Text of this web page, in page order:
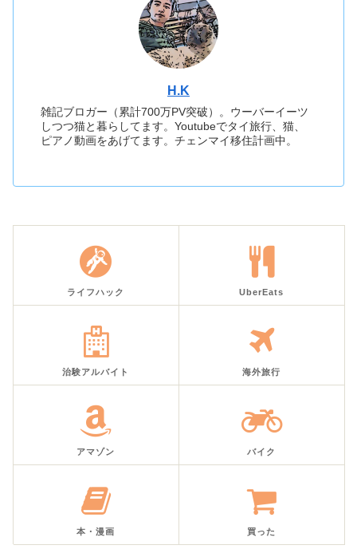
H.K
雑記ブロガー（累計700万PV突破）。ウーバーイーツ
しつつ猫と暮らしてます。Youtubeでタイ旅行、猫、
ピアノ動画をあげてます。チェンマイ移住計画中。
ライフハック UberEats
治験アルバイト 海外旅行
アマゾン バイク
本・漫画 買った